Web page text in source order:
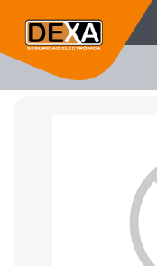
RUBRO 01 INTRUSION